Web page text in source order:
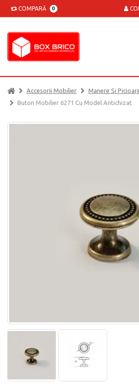
COMPARĂ 0
Accesorii Mobilier Manere Si
Buton Mobilier 6271 Cu Model Antichizat